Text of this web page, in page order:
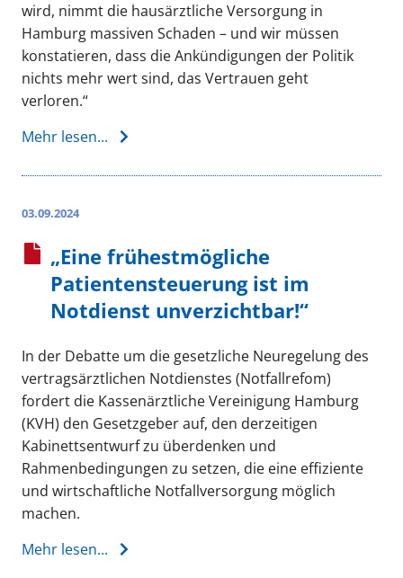
wird, nimmt die hausärztliche Versorgung in
Hamburg massiven Schaden – und wir müssen
konstatieren, dass die Ankündigungen der Politik
nichts mehr wert sind, das Vertrauen geht
verloren.“
Mehr lesen...
03.09.2024
„Eine frühestmögliche
Patientensteuerung ist im
Notdienst unverzichtbar!“
In der Debatte um die gesetzliche Neuregelung des
vertragsärztlichen Notdienstes (Notfallrefom)
fordert die Kassenärztliche Vereinigung Hamburg
(KVH) den Gesetzgeber auf, den derzeitigen
Kabinettsentwurf zu überdenken und
Rahmenbedingungen zu setzen, die eine effiziente
und wirtschaftliche Notfallversorgung möglich
machen.
Mehr lesen...